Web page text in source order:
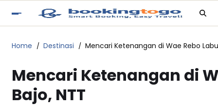
Home Destinasi Mencari Ketenangan di Wae Rebo
Mencari Ketenangan di
Bajo, NTT